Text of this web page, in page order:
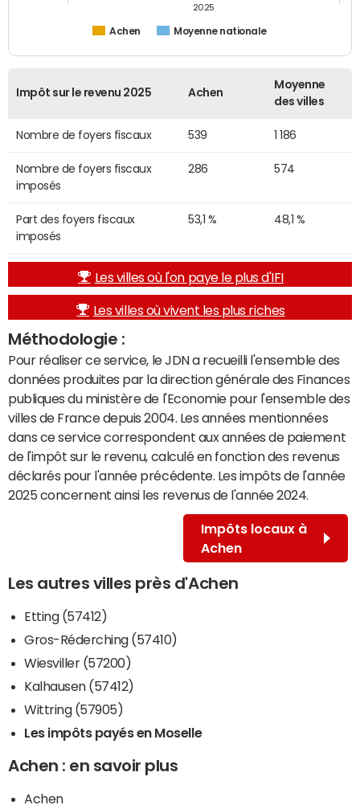
Achen Moyenne nationale
2025
Impôt sur le revenu 2025 Achen
Moyenne
des villes
Nombre de foyers fiscaux 539 1 186
Nombre de foyers fiscaux
imposés
286 574
Part des foyers fiscaux
imposés
53,1 % 48,1 %
Les villes où l'on paye le plus d'IFI
Les villes où vivent les plus riches
Méthodologie :
Pour réaliser ce service, le JDN a recueilli l'ensemble des
données produites par la direction générale des Finances
publiques du ministère de l'Economie pour l'ensemble des
villes de France depuis 2004. Les années mentionnées
dans ce service correspondent aux années de paiement
de l'impôt sur le revenu, calculé en fonction des revenus
déclarés pour l'année précédente. Les impôts de l'année
2025 concernent ainsi les revenus de l'année 2024.
Impôts locaux à
Achen
Les autres villes près d'Achen
Etting (57412)
Gros-Réderching (57410)
Wiesviller (57200)
Kalhausen (57412)
Wittring (57905)
Les impôts payés en Moselle
Achen : en savoir plus
Achen